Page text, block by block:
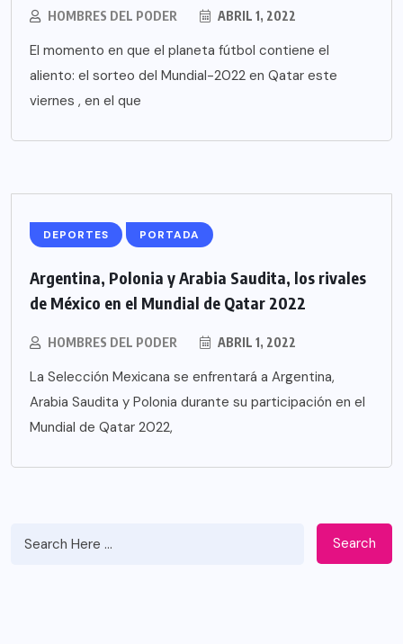
HOMBRES DEL PODER ABRIL 1, 2022
El momento en que el planeta fútbol contiene el
aliento: el sorteo del Mundial-2022 en Qatar este
viernes , en el que
DEPORTES PORTADA
Argentina, Polonia y Arabia Saudita, los rivales
de México en el Mundial de Qatar 2022
HOMBRES DEL PODER ABRIL 1, 2022
La Selección Mexicana se enfrentará a Argentina,
Arabia Saudita y Polonia durante su participación en el
Mundial de Qatar 2022,
Search